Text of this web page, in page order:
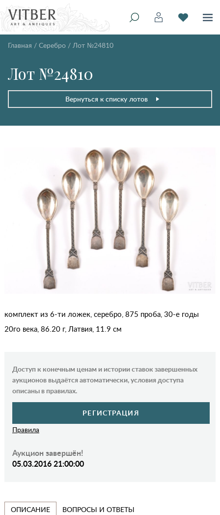
Главная / Серебро / Лот №24810
Лот №24810
Вернуться к списку лотов
комплект из 6-ти ложек, серебро, 875 проба, 30-е годы
20го века, 86.20 г, Латвия, 11.9 см
Доступ к конечным ценам и истории ставок завершенных
аукционов выдаётся автоматически, условия доступа
описаны в правилах.
РЕГИСТРАЦИЯ
Правила
Аукцион завершён!
05.03.2016 21:00:00
ОПИСАНИЕ ВОПРОСЫ И ОТВЕТЫ